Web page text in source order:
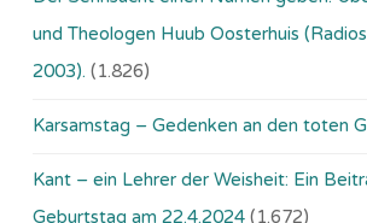
und Theologen Huub Oosterhuis
2003). (1.826)
Karsamstag – Gedenken an den toten
Kant – ein Lehrer der Weisheit: Ein
Geburtstag am 22.4.2024 (1.672)